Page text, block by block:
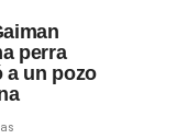
perra
a un pozo